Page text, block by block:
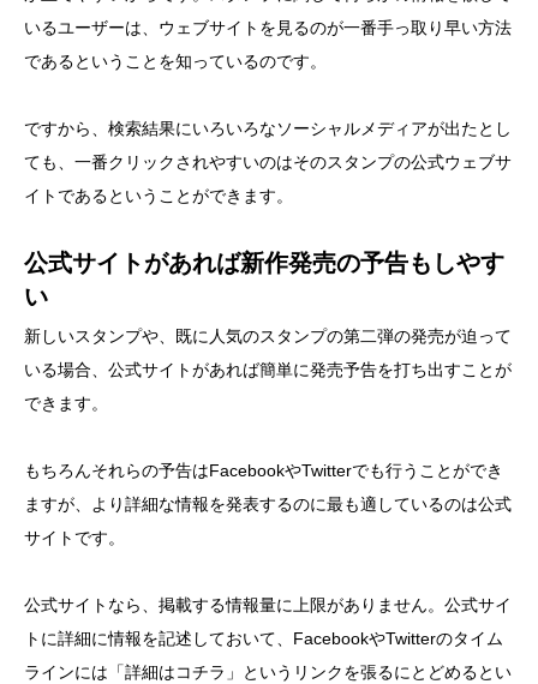
いるユーザーは、ウェブサイトを見るのが一番手っ取り早い方法
であるということを知っているのです。
ですから、検索結果にいろいろなソーシャルメディアが出たとし
ても、一番クリックされやすいのはそのスタンプの公式ウェブサ
イトであるということができます。
公式サイトがあれば新作発売の予告もしやす
い
新しいスタンプや、既に人気のスタンプの第二弾の発売が迫って
いる場合、公式サイトがあれば簡単に発売予告を打ち出すことが
できます。
もちろんそれらの予告はFacebookやTwitterでも行うことができ
ますが、より詳細な情報を発表するのに最も適しているのは公式
サイトです。
公式サイトなら、掲載する情報量に上限がありません。公式サイ
トに詳細に情報を記述しておいて、FacebookやTwitterのタイム
ラインには「詳細はコチラ」というリンクを張るにとどめるとい